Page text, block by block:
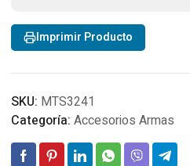
Gun
Vise
Imprimir Producto
SKU: MTS3241
Categoría: Accesorios Armas